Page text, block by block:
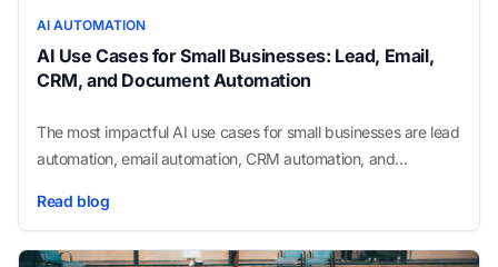
AI AUTOMATION
AI Use Cases for Small Businesses: Lead, Email,
CRM, and Document Automation
The most impactful AI use cases for small businesses are lead
automation, email automation, CRM automation, and
works, what results to expect, and which to start with.
Read blog